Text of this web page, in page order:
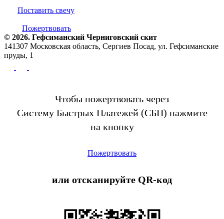
Поставить свечу
Пожертвовать
© 2026. Гефсиманский Черниговский cкит
141307 Московская область, Сергиев Посад, ул. Гефсиманские
пруды, 1
Чтобы пожертвовать через
Систему Быстрых Платежей (СБП) нажмите
на кнопку
Пожертвовать
или отсканируйте QR-код